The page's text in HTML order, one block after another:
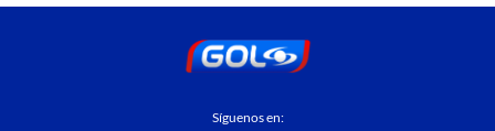
Síguenos en: